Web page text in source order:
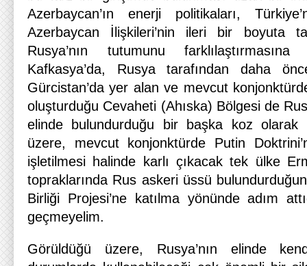
Azerbaycan’ın enerji politikaları,
Azerbaycan İlişkileri’nin ileri bir boyuta
Rusya’nın tutumunu
Kafkasya’da, Rusya tarafından daha
Gürcistan’da yer alan ve mevcut
oluşturduğu Cevaheti (Ahıska) Bölgesi de
elinde bulundurduğu bir başka koz olarak
üzere, mevcut konjonktürde Putin
işletilmesi halinde karlı çıkacak tek ülke
topraklarında Rus askeri üssü
Birliği Projesi’ne katılma yönünde adım
geçmeyelim.
Görüldüğü üzere, Rusya’nın elinde